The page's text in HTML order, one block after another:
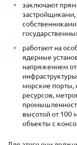
заключают
работают на
ядерные
напряжением
морские порты,
ресурсов,
высотой от 100
объекты с